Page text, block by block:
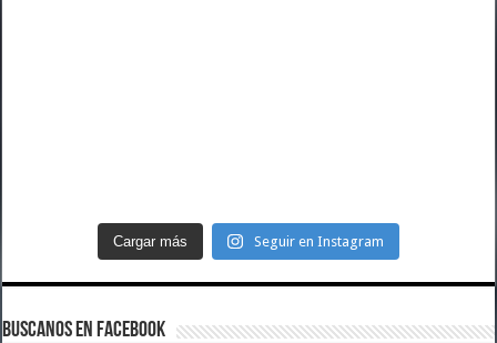
Cargar más Seguir en Instagram
BUSCANOS EN FACEBOOK